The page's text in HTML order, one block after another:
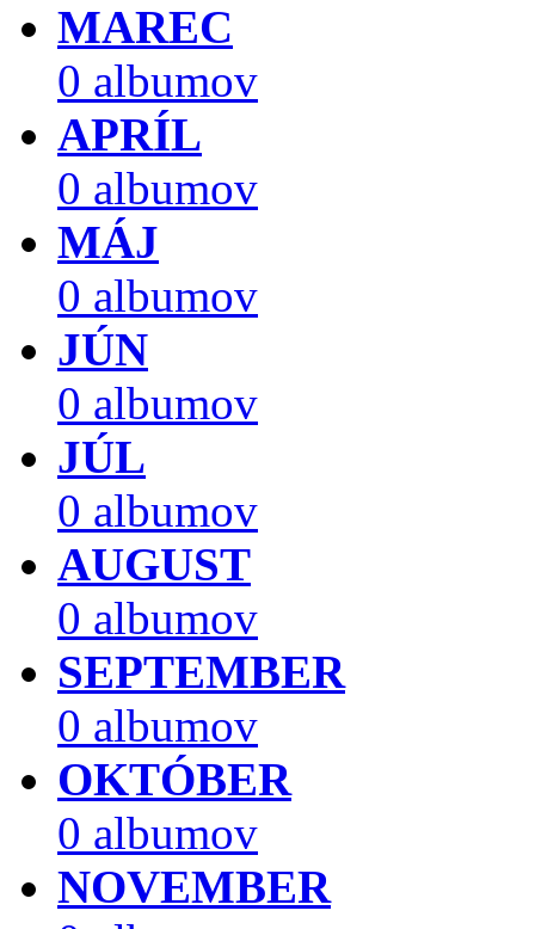
MAREC
0 albumov
APRÍL
0 albumov
MÁJ
0 albumov
JÚN
0 albumov
JÚL
0 albumov
AUGUST
0 albumov
SEPTEMBER
0 albumov
OKTÓBER
0 albumov
NOVEMBER